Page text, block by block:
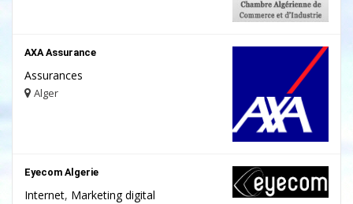
AXA Assurance
Assurances
Alger
Eyecom Algerie
Internet, Marketing digital